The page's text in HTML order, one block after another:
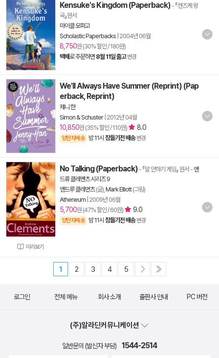
Kensuke's Kingdom (Paperback) - 『켄즈케 왕
국』원서
마이클 모퍼고
Scholastic Paperbacks 2004년 06월
8,750원 (30% 할인 / 180원)
택배로 주문하면 8월 11일 출고 변경
We'll Always Have Summer (Reprint) (Pap
erback, Reprint)
제니 한
Simon & Schuster| 2012년 04월
10,850원 (35% 할인 / 110원) 8.0
양탄자배송 밤 11시 잠들기전 배송 변경
미리보기
No Talking (Paperback) - 『말 안하기 게임』 원서 - 앤
드류 클레멘츠 시리즈 9
앤드루 클레먼츠(글), Mark Elliott(그림)
Atheneum 2009년 06월
5,700원 (47% 할인 / 60원) 9.0
양탄자배송 밤 11시 잠들기전 배송 변경
1 2 3 4 5
로그인 전체 메뉴 회사 소개 출판사 안내 PC 버전
(주)알라딘커뮤니케이션
일반문의 (발신자 부담) 1544-2514